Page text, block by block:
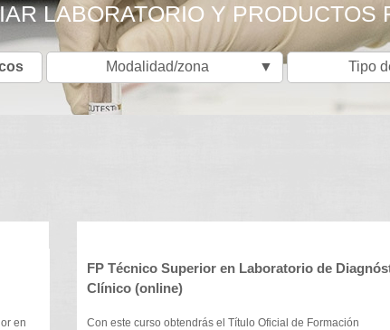
LABORATORIO Y PRODUCTOS
Modalidad/zona ▼ Tipo
en
FP Técnico Superior en Laboratorio de
Clínico (online)
Con este curso obtendrás el Título Oficial de Formación